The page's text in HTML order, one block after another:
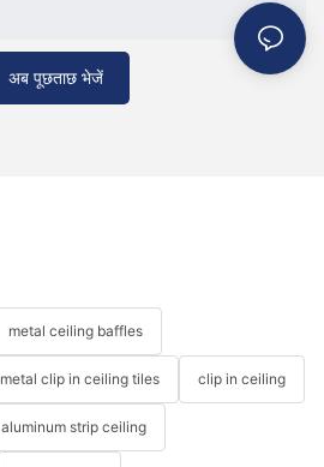
अब पूछताछ भेजें
metal ceiling baffles
metal clip in ceiling tiles clip in ceiling
aluminum strip ceiling